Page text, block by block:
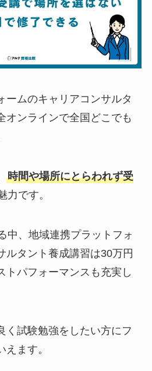
ームのキャリアコンサルタ
オンラインで全国どこでも
時間や場所にとらわれず受
力です。
中、地域連携プラットフォ
ルタント養成講習は30万円
トパフォーマンスも充実し
く試験勉強をしたい方にフ
ます。